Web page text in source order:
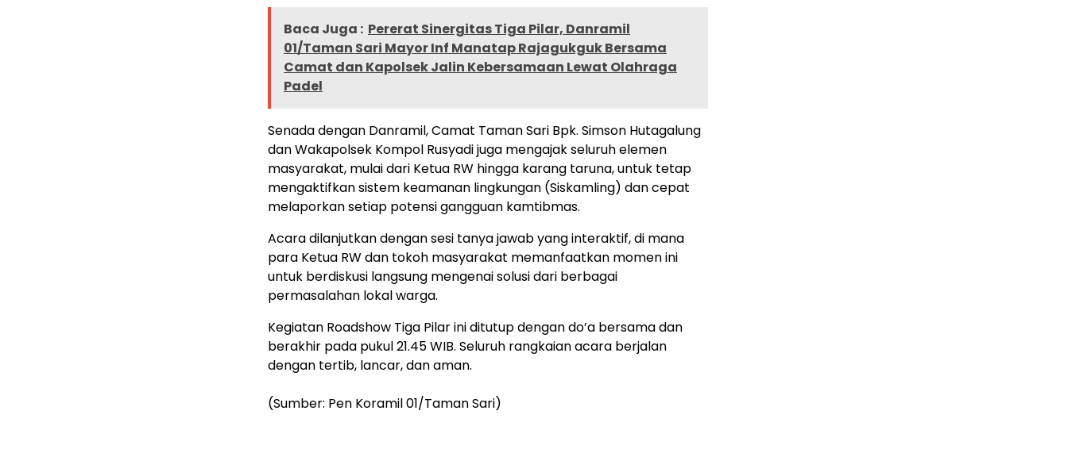
Baca Juga : Pererat Sinergitas Tiga Pilar, Danramil
01/Taman Sari Mayor Inf Manatap Rajagukguk Bersama
Camat dan Kapolsek Jalin Kebersamaan Lewat Olahraga
Padel
​Senada dengan Danramil, Camat Taman Sari Bpk. Simson Hutagalung
dan Wakapolsek Kompol Rusyadi juga mengajak seluruh elemen
masyarakat, mulai dari Ketua RW hingga karang taruna, untuk tetap
mengaktifkan sistem keamanan lingkungan (Siskamling) dan cepat
melaporkan setiap potensi gangguan kamtibmas.
​Acara dilanjutkan dengan sesi tanya jawab yang interaktif, di mana
para Ketua RW dan tokoh masyarakat memanfaatkan momen ini
untuk berdiskusi langsung mengenai solusi dari berbagai
permasalahan lokal warga.
​Kegiatan Roadshow Tiga Pilar ini ditutup dengan do’a bersama dan
berakhir pada pukul 21.45 WIB. Seluruh rangkaian acara berjalan
dengan tertib, lancar, dan aman.
(Sumber: Pen Koramil 01/Taman Sari)